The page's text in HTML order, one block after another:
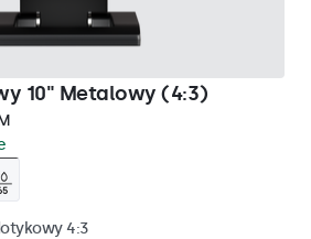
10" Metalowy (4:3)
4:3